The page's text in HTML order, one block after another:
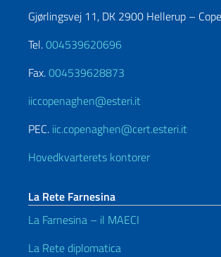
Gjørlingsvej 11, DK 2900 Hellerup –
Tel.004539620696
Fax.004539628873
iiccopenaghen@esteri.it
PEC. iic.copenaghen@cert.esteri.it
Hovedkvarterets kontorer
La Rete Farnesina
La Farnesina – il MAECI
La Rete diplomatica